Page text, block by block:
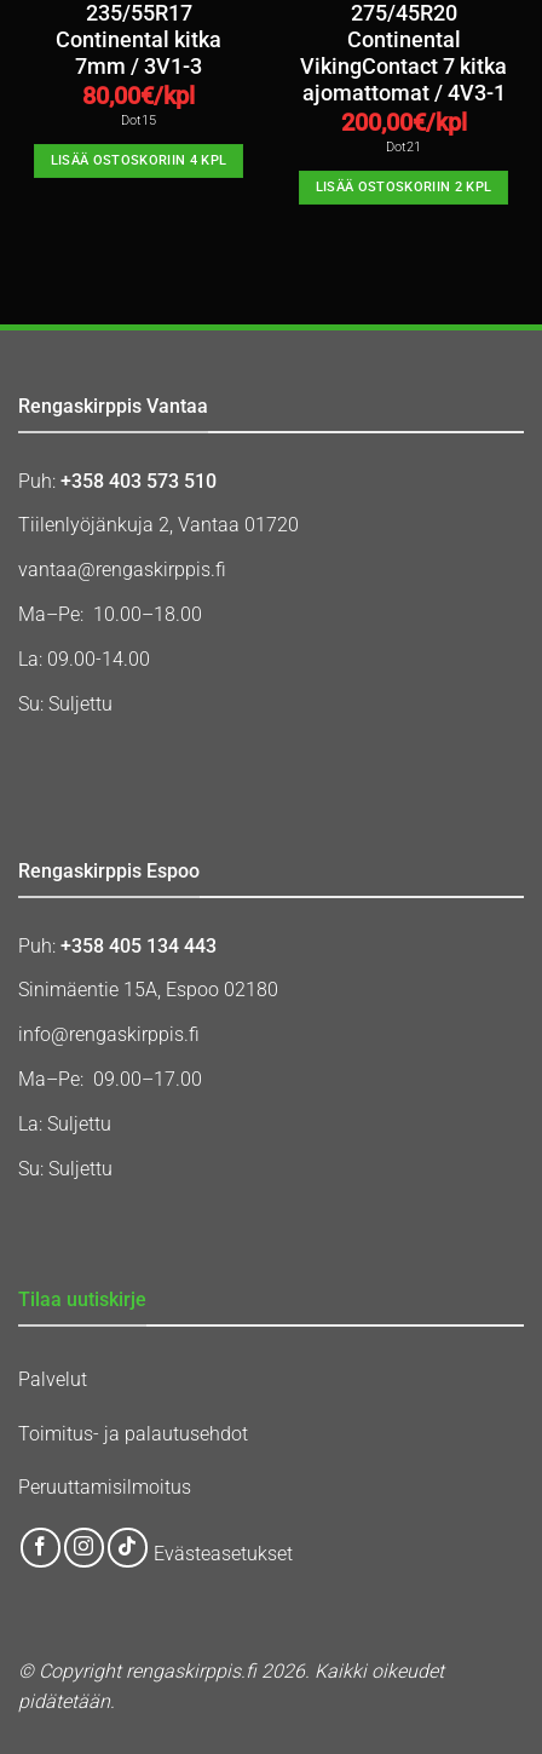
235/55R17
Continental kitka
7mm / 3V1-3
80,00€/kpl
Dot15
LISÄÄ OSTOSKORIIN 4 KPL
275/45R20
Continental
VikingContact 7 kitka
ajomattomat / 4V3-1
200,00€/kpl
Dot21
LISÄÄ OSTOSKORIIN 2 KPL
Rengaskirppis Vantaa
Puh: +358 403 573 510
Tiilenlyöjänkuja 2, Vantaa 01720
vantaa@rengaskirppis.fi
Ma–Pe: 10.00–18.00
La: 09.00-14.00
Su: Suljettu
Rengaskirppis Espoo
Puh: +358 405 134 443
Sinimäentie 15A, Espoo 02180
info@rengaskirppis.fi
Ma–Pe: 09.00–17.00
La: Suljettu
Su: Suljettu
Tilaa uutiskirje
Palvelut
Toimitus- ja palautusehdot
Peruuttamisilmoitus
Evästeasetukset
© Copyright rengaskirppis.fi 2026. Kaikki oikeudet
pidätetään.